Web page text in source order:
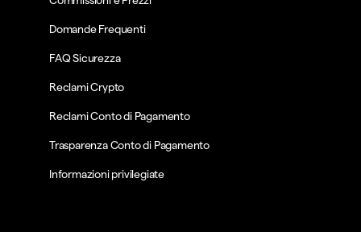
Domande Frequenti
FAQ Sicurezza
Reclami Crypto
Reclami Conto di Pagamento
Trasparenza Conto di Pagamento
Informazioni privilegiate